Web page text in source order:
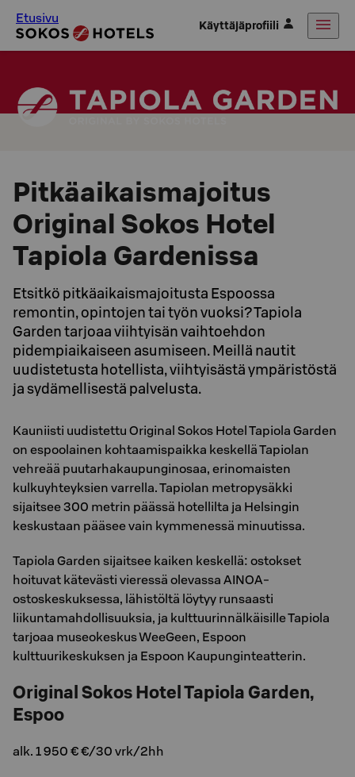
Etusivu Käyttäjäprofiili
Pitkäaikaismajoitus
Original Sokos Hotel
Tapiola Gardenissa
Etsitkö pitkäaikaismajoitusta Espoossa
remontin, opintojen tai työn vuoksi? Tapiola
Garden tarjoaa viihtyisän vaihtoehdon
pidempiaikaiseen asumiseen. Meillä nautit
uudistetusta hotellista, viihtyisästä ympäristöstä
ja sydämellisestä palvelusta.
Kauniisti uudistettu Original Sokos Hotel Tapiola Garden
on espoolainen kohtaamispaikka keskellä Tapiolan
vehreää puutarhakaupunginosaa, erinomaisten
kulkuyhteyksien varrella. Tapiolan metropysäkki
sijaitsee 300 metrin päässä hotellilta ja Helsingin
keskustaan pääsee vain kymmenessä minuutissa.
Tapiola Garden sijaitsee kaiken keskellä: ostokset
hoituvat kätevästi vieressä olevassa AINOA-
ostoskeskuksessa, lähistöltä löytyy runsaasti
liikuntamahdollisuuksia, ja kulttuurinnälkäisille Tapiola
tarjoaa museokeskus WeeGeen, Espoon
kulttuurikeskuksen ja Espoon Kaupunginteatterin.
Original Sokos Hotel Tapiola Garden,
Espoo
alk. 1 950 € €/30 vrk/2hh